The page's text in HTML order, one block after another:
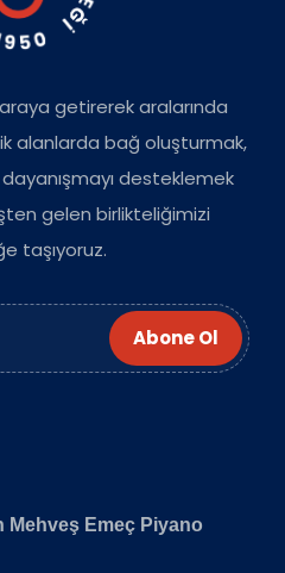
getirerek aralarında
alanlarda bağ oluşturmak,
desteklemek
gelen birlikteliğimizi
taşıyoruz.
Abone Ol
Mehveş Emeç Piyano